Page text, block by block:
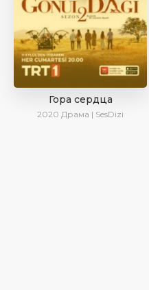
Гора сердца
2020 Драма | SesDizi